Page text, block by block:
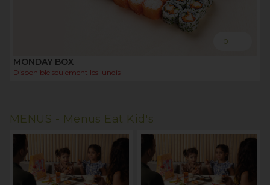
0 add
MONDAY BOX
Disponible seulement les lundis
MENUS - Menus Eat Kid's